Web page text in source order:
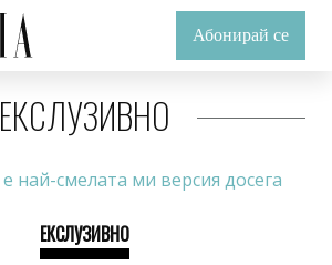
Абонирай се
ЕКСЛУЗИВНО
ЕКСЛУЗИВНО